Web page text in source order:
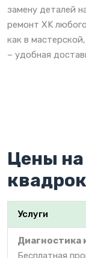
замену деталей
ремонт XK
как в
– удобная
Цены
Услуги
Диагностика
Бесплатная